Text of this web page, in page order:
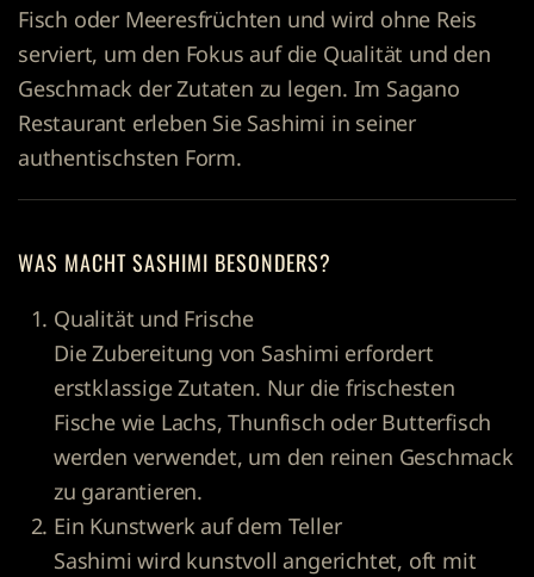
Fisch oder Meeresfrüchten und wird ohne Reis
serviert, um den Fokus auf die Qualität und den
Geschmack der Zutaten zu legen. Im Sagano
Restaurant erleben Sie Sashimi in seiner
authentischsten Form.
WAS MACHT SASHIMI BESONDERS?
Qualität und Frische
Die Zubereitung von Sashimi erfordert
erstklassige Zutaten. Nur die frischesten
Fische wie Lachs, Thunfisch oder Butterfisch
werden verwendet, um den reinen Geschmack
zu garantieren.
Ein Kunstwerk auf dem Teller
Sashimi wird kunstvoll angerichtet, oft mit